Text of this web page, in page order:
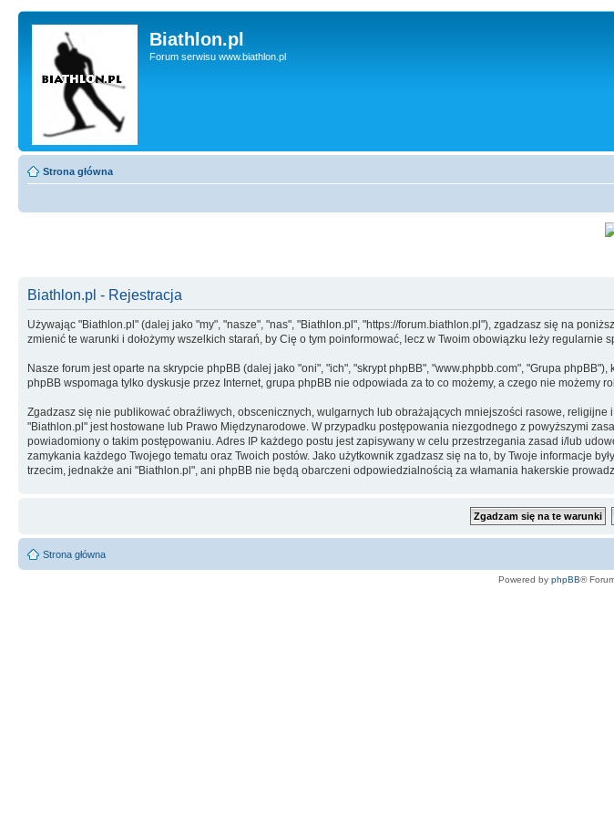
Biathlon.pl
Forum serwisu www.biathlon.pl
Strona główna
Biathlon.pl - Rejestracja
Używając "Biathlon.pl" (dalej jako "my", "nasze", "nas", "Biathlon.pl", "https://forum.biathlon.pl"), zgadzasz się na
zmienić te warunki i dołożymy wszelkich starań, by Cię o tym poinformować, lecz w Twoim obowiązku leży
Nasze forum jest oparte na skrypcie phpBB (dalej jako "oni", "ich", "skrypt phpBB", "www.phpbb.com", "Grupa phpBB"),
phpBB wspomaga tylko dyskusje przez Internet, grupa phpBB nie odpowiada za to co możemy, a czego nie możemy
Zgadzasz się nie publikować obraźliwych, obscenicznych, wulgarnych lub obrażających mniejszości rasowe,
"Biathlon.pl" jest hostowane lub Prawo Międzynarodowe. W przypadku postępowania niezgodnego z powyższymi
powiadomiony o takim postępowaniu. Adres IP każdego postu jest zapisywany w celu przestrzegania zasad i/lub
zamykania każdego Twojego tematu oraz Twoich postów. Jako użytkownik zgadzasz się na to, by Twoje informacje
trzecim, jednakże ani "Biathlon.pl", ani phpBB nie będą obarczeni odpowiedzialnością za włamania hakerskie
Strona główna
Powered by phpBB®